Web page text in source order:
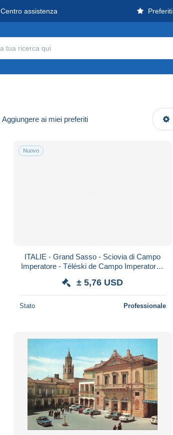
Centro assistenza Preferiti
Aggiungere ai miei preferiti
Nuovo
ITALIE - Grand Sasso - Sciovia di Campo
Imperatore - Téléski de Campo Imperatore -
± 5,76 USD
Stato Professionale